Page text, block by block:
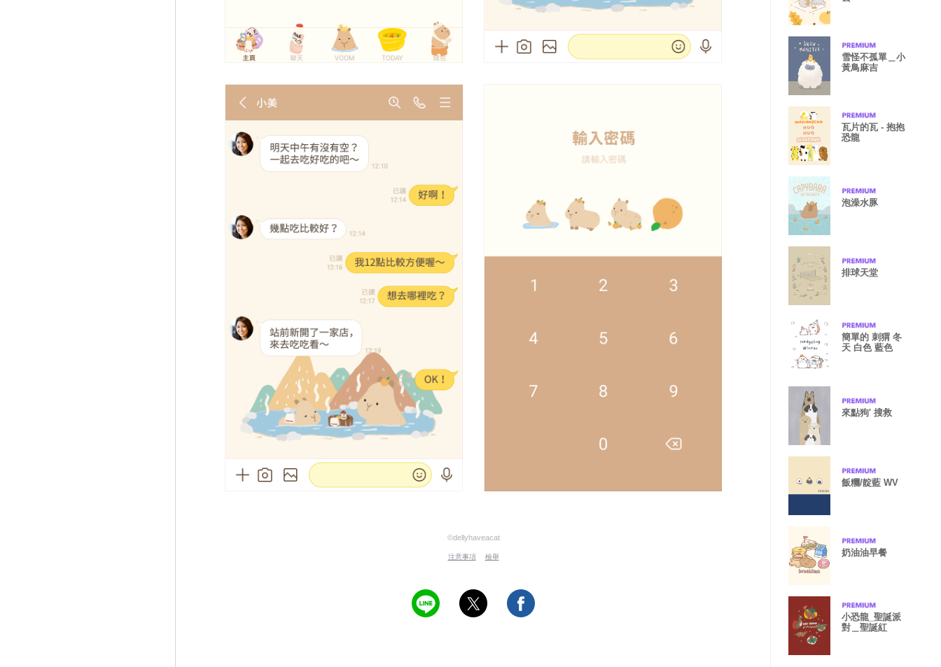
©dellyhaveacat
注意事項 檢舉
雪怪不孤單＿小
黃鳥麻吉
瓦片的瓦 - 抱抱
恐龍
泡澡水豚
排球天堂
簡單的 刺猬 冬
天 白色 藍色
來點狗' 搜救
飯糰/靛藍 WV
奶油油早餐
小恐龍_聖誕派
對＿聖誕紅